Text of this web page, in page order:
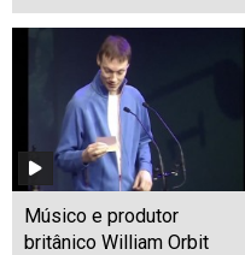
Músico e produtor
britânico William Orbit